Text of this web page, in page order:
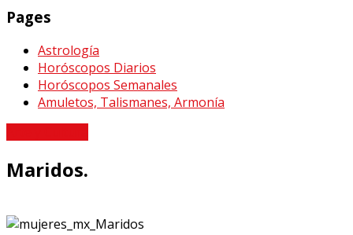
Pages
Astrología
Horóscopos Diarios
Horóscopos Semanales
Amuletos, Talismanes, Armonía
Maridos.